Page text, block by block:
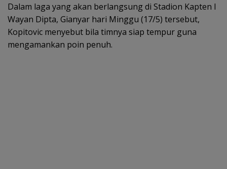
Dalam laga yang akan berlangsung di Stadion Kapten I
Wayan Dipta, Gianyar hari Minggu (17/5) tersebut,
Kopitovic menyebut bila timnya siap tempur guna
mengamankan poin penuh.